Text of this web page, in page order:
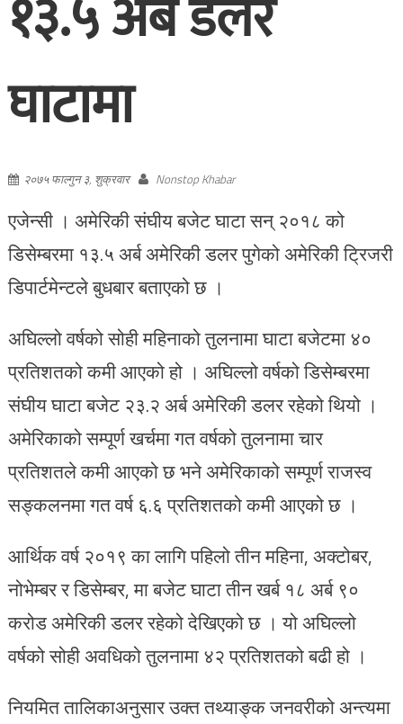
१३.५ अर्ब डलर
घाटामा
२०७५ फाल्गुन ३, शुक्रवार Nonstop Khabar
एजेन्सी । अमेरिकी संघीय बजेट घाटा सन् २०१८ को
डिसेम्बरमा १३.५ अर्ब अमेरिकी डलर पुगेको अमेरिकी ट्रिजरी
डिपार्टमेन्टले बुधबार बताएको छ ।
अघिल्लो वर्षको सोही महिनाको तुलनामा घाटा बजेटमा ४०
प्रतिशतको कमी आएको हो । अघिल्लो वर्षको डिसेम्बरमा
संघीय घाटा बजेट २३.२ अर्ब अमेरिकी डलर रहेको थियो ।
अमेरिकाको सम्पूर्ण खर्चमा गत वर्षको तुलनामा चार
प्रतिशतले कमी आएको छ भने अमेरिकाको सम्पूर्ण राजस्व
सङ्कलनमा गत वर्ष ६.६ प्रतिशतको कमी आएको छ ।
आर्थिक वर्ष २०१९ का लागि पहिलो तीन महिना, अक्टोबर,
नोभेम्बर र डिसेम्बर, मा बजेट घाटा तीन खर्ब १८ अर्ब ९०
करोड अमेरिकी डलर रहेको देखिएको छ । यो अघिल्लो
वर्षको सोही अवधिको तुलनामा ४२ प्रतिशतको बढी हो ।
नियमित तालिकाअनुसार उक्त तथ्याङ्क जनवरीको अन्त्यमा